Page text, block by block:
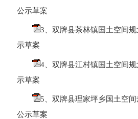
公示草案
3、双牌县茶林镇国土空间
示草案
4、双牌县江村镇国土空间
示草案
5、双牌县理家坪乡国土空间
公示草案